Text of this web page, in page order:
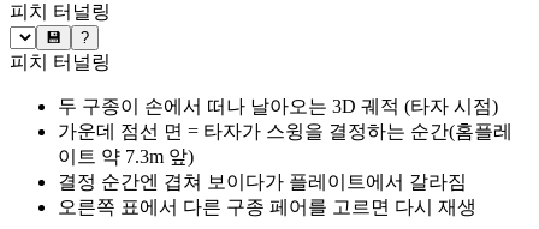
피치 터널링
💾 ?
피치 터널링
두 구종이 손에서 떠나 날아오는 3D 궤적 (타자 시점)
가운데 점선 면 = 타자가 스윙을 결정하는 순간(홈플레
이트 약 7.3m 앞)
결정 순간엔 겹쳐 보이다가 플레이트에서 갈라짐
오른쪽 표에서 다른 구종 페어를 고르면 다시 재생